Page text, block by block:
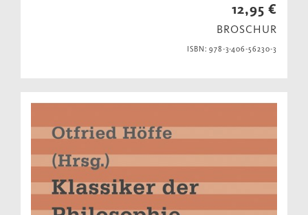
12,95 €
BROSCHUR
ISBN: 978-3-406-56230-3